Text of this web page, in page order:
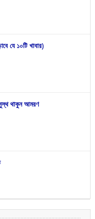
যে ১০টি খাবার)
থাকুন আমরণ